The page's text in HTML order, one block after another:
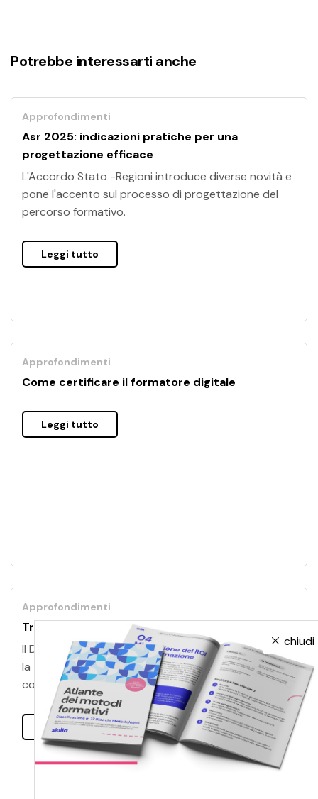
Potrebbe interessarti anche
Approfondimenti
Asr 2025: indicazioni pratiche per una
progettazione efficace
L'Accordo Stato -Regioni introduce diverse novità e
pone l'accento sul processo di progettazione del
percorso formativo.
Leggi tutto
Approfondimenti
Come certificare il formatore digitale
Leggi tutto
Approfondimenti
Training a 360°: il DNA di Groupama
Il DNA di Groupama: training a 360°, attenzione per
la territorialità, supporto alle persone e
consapevolezza dell'impatto sociale.
Leggi tutto
chiudi